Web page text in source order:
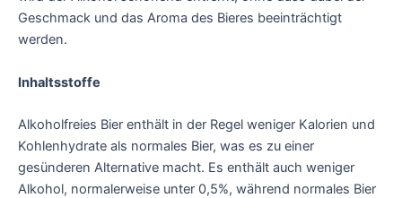
Geschmack und das Aroma des Bieres beeinträchtigt
werden.
Inhaltsstoffe
Alkoholfreies Bier enthält in der Regel weniger Kalorien und
Kohlenhydrate als normales Bier, was es zu einer
gesünderen Alternative macht. Es enthält auch weniger
Alkohol, normalerweise unter 0,5%, während normales Bier